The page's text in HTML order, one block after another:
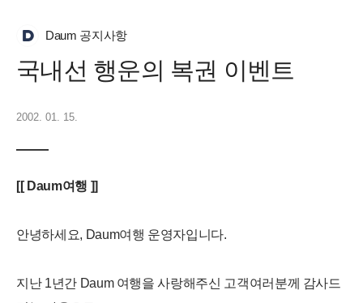
Daum 공지사항
국내선 행운의 복권 이벤트
2002. 01. 15.
[[ Daum여행 ]]
안녕하세요, Daum여행 운영자입니다.
지난 1년간 Daum 여행을 사랑해주신 고객여러분께 감사드